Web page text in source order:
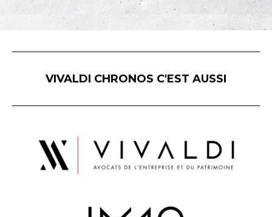
VIVALDI CHRONOS C'EST AUSSI